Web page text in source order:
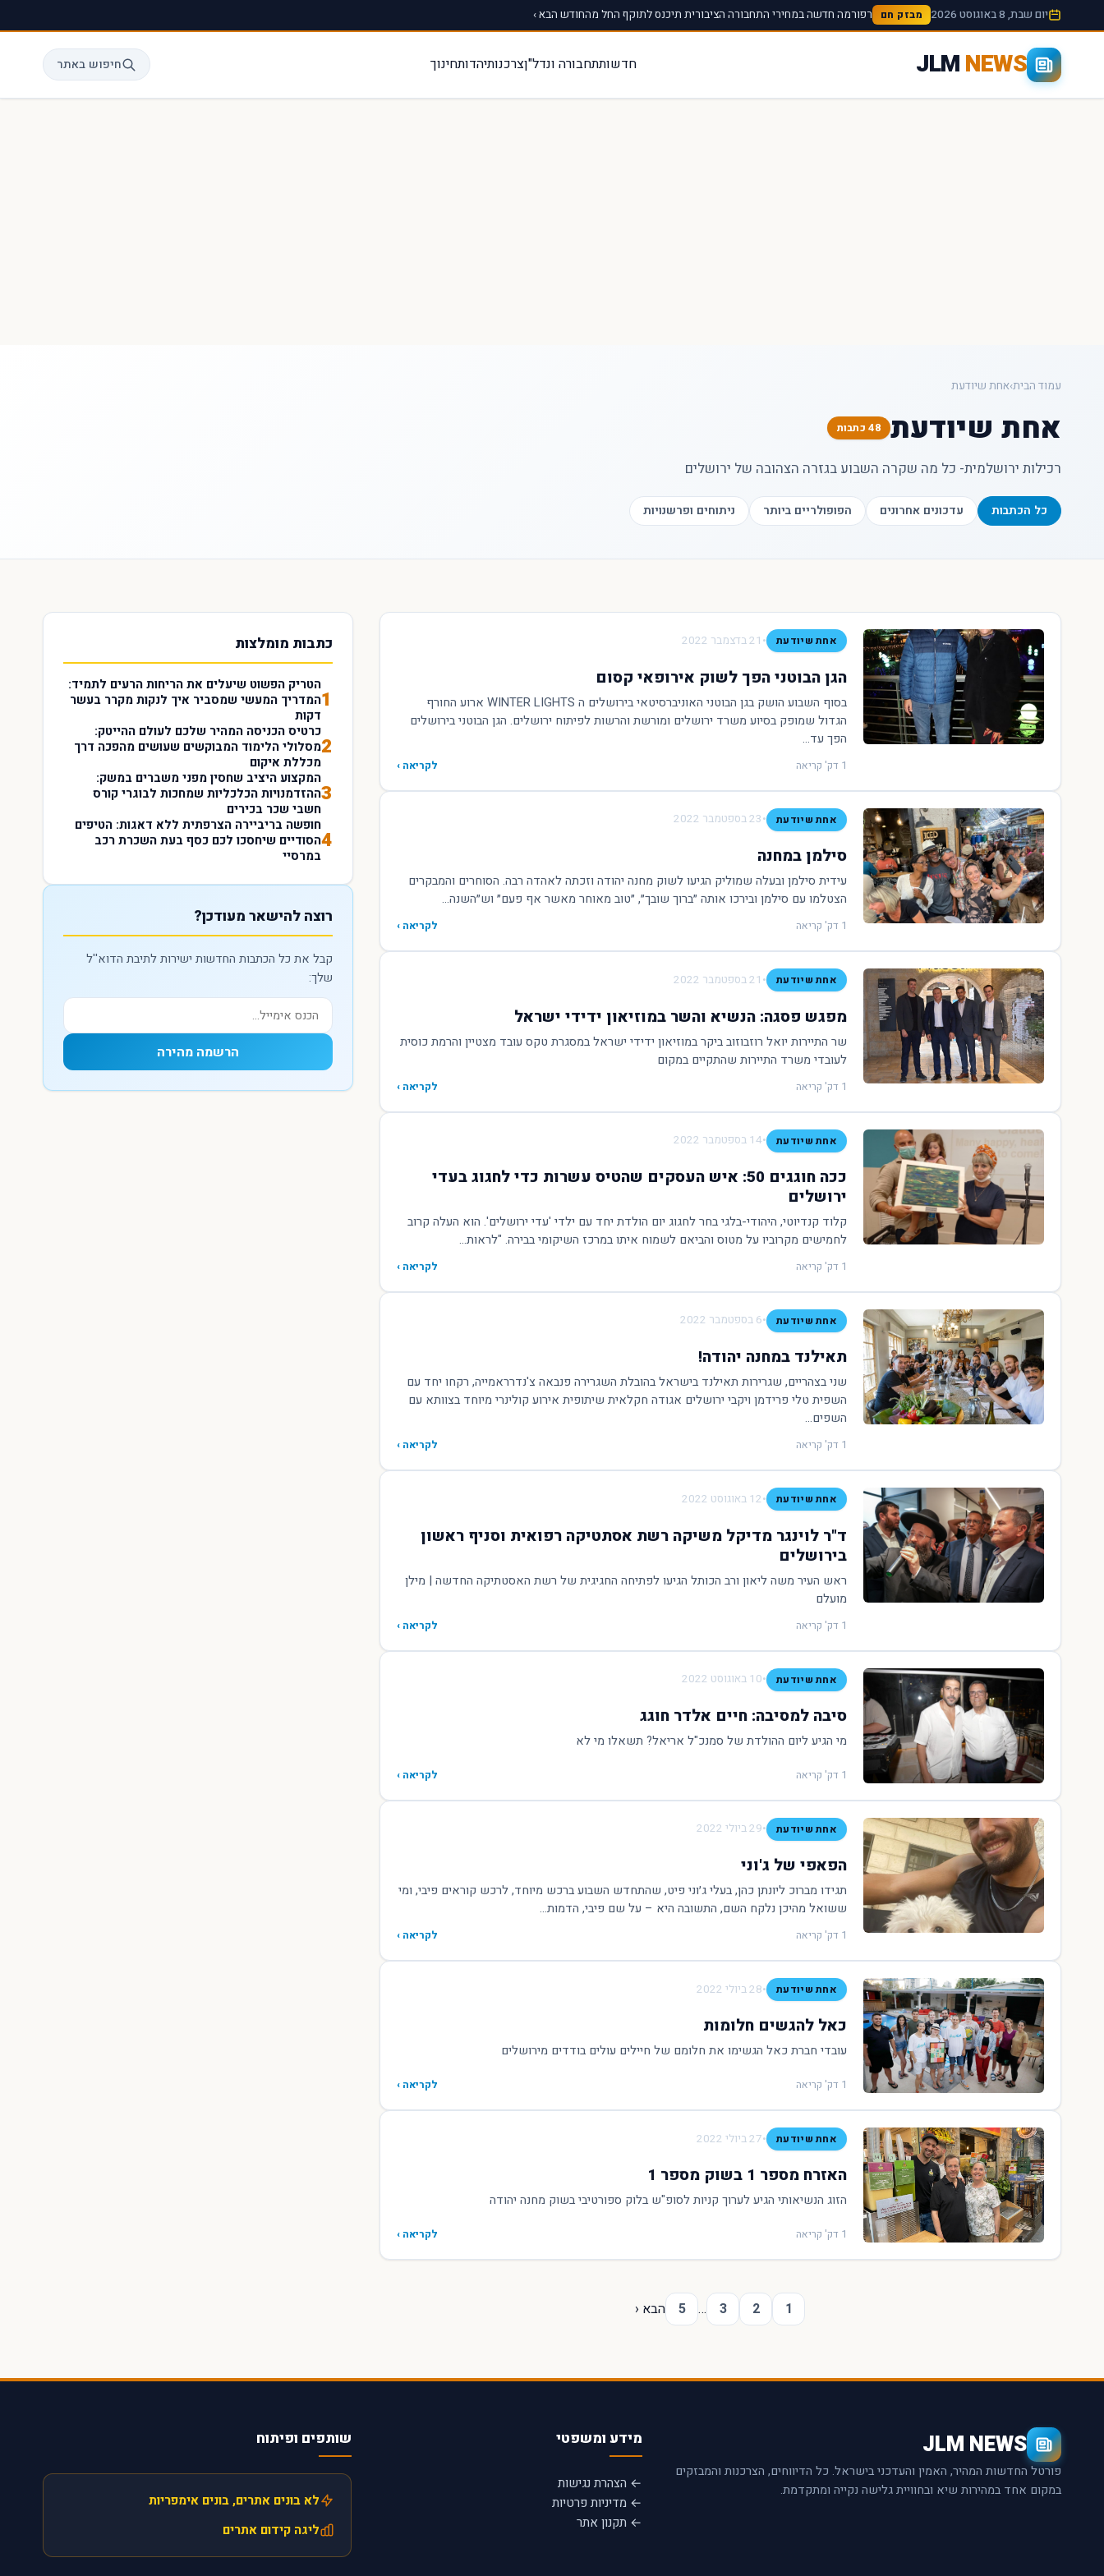
יום שבת, 8 באוגוסט 2026 מבזק חם רפורמה חדשה במחירי התחבורה הציבורית תיכנס לתוקף החל מהחודש הבא ›
JLMNEWS חדשותתחבורה ונדל"ןצרכנותיהדותחינוך חיפוש באתר
עמוד הבית›אחת שיודעת
אחת שיודעת 48 כתבות
רכילות ירושלמית- כל מה שקרה השבוע בגזרה הצהובה של ירושלים
כל הכתבות עדכונים אחרונים הפופולריים ביותר ניתוחים ופרשנויות
אחת שיודעת • 21 בדצמבר 2022
הגן הבוטני הפך לשוק אירופאי קסום
בסוף השבוע הושק בגן הבוטני האוניברסיטאי בירושלים ה WINTER LIGHTS ארוע החורף
הגדול שמופק בסיוע משרד ירושלים ומורשת והרשות לפיתוח ירושלים. הגן הבוטני בירושלים
הפך עד...
1 דק' קריאה לקריאה ›
אחת שיודעת •23 בספטמבר 2022
סילמן במחנה
עידית סילמן ובעלה שמוליק הגיעו לשוק מחנה יהודה וזכתה לאהדה רבה. הסוחרים והמבקרים
הצטלמו עם סילמן ובירכו אותה ״ברוך שובך״, ״טוב מאוחר מאשר אף פעם״ וש״השנה...
1 דק' קריאה לקריאה ›
אחת שיודעת • 21 בספטמבר 2022
מפגש פסגה: הנשיא והשר במוזיאון ידידי ישראל
שר התיירות יואל רוזבוזוב ביקר במוזיאון ידידי ישראל במסגרת טקס עובד מצטיין והרמת כוסית
לעובדי משרד התיירות שהתקיים במקום
1 דק' קריאה לקריאה ›
אחת שיודעת •14 בספטמבר 2022
ככה חוגגים 50: איש העסקים שהטיס עשרות כדי לחגוג בעדי
ירושלים
קלוד קנדיוטי, היהודי-בלגי בחר לחגוג יום הולדת יחד עם ילדי 'עדי ירושלים'. הוא העלה קרוב
לחמישים מקרוביו על מטוס והביאם לשמוח איתו במרכז השיקומי בבירה. "לראות...
1 דק' קריאה לקריאה ›
אחת שיודעת •6 בספטמבר 2022
תאילנד במחנה יהודה!
שני בצהריים, שגרירות תאילנד בישראל בהובלת השגרירה פנבאה צ'נדרראמייה, רקחו יחד עם
השפית טלי פרידמן ויקבי ירושלים אגודה חקלאית שיתופית אירוע קולינרי מיוחד בצוותא עם
השפים...
1 דק' קריאה לקריאה ›
אחת שיודעת •12 באוגוסט 2022
ד"ר לוינגר מדיקל משיקה רשת אסתטיקה רפואית וסניף ראשון
בירושלים
ראש העיר משה ליאון ורב הכותל הגיעו לפתיחה החגיגית של רשת האסטתיקה החדשה | מילן
מועלם
1 דק' קריאה לקריאה ›
אחת שיודעת •10 באוגוסט 2022
סיבה למסיבה: חיים אלדר חוגג
מי הגיע ליום ההולדת של סמנכ"ל אריאל? תשאלו מי לא
1 דק' קריאה לקריאה ›
אחת שיודעת •29 ביולי 2022
הפאפי של ג'וני
תגידו מברוכ ליונתן כהן, בעלי ג׳וני פיט, שהתחדש השבוע ברכש מיוחד, לרכש קוראים פיבי, ומי
ששואל מהיכן נלקח השם, התשובה היא – על שם פיבי, הדמות...
1 דק' קריאה לקריאה ›
אחת שיודעת •28 ביולי 2022
כאל להגשים חלומות
עובדי חברת כאל הגשימו את חלומם של חיילים עולים בודדים מירושלים
1 דק' קריאה לקריאה ›
אחת שיודעת •27 ביולי 2022
האזרח מספר 1 בשוק מספר 1
הזוג הנשיאותי הגיע לערוך קניות לסופ"ש בלוק ספורטיבי בשוק מחנה יהודה
1 דק' קריאה לקריאה ›
1
2
3
…
5 הבא ‹
כתבות מומלצות
1
הטריק הפשוט שיעלים את הריחות הרעים לתמיד:
המדריך המעשי שמסביר איך לנקות מקרר בעשר
דקות
2
כרטיס הכניסה המהיר שלכם לעולם ההייטק:
מסלולי הלימוד המבוקשים שעושים מהפכה דרך
מכללת איקום
3
המקצוע היציב שחסין מפני משברים במשק:
ההזדמנויות הכלכליות שמחכות לבוגרי קורס
חשבי שכר בכירים
4
חופשה בריביירה הצרפתית ללא דאגות: הטיפים
הסודיים שיחסכו לכם כסף בעת השכרת רכב
במרסיי
רוצה להישאר מעודכן?
קבל את כל הכתבות החדשות ישירות לתיבת הדוא''ל
שלך:
הרשמה מהירה
JLM NEWS
פורטל החדשות המהיר, האמין והעדכני בישראל. כל הדיווחים, הצרכנות והמבזקים
במקום אחד במהירות שיא ובחוויית גלישה נקייה ומתקדמת.
מידע ומשפטי
← הצהרת נגישות
← מדיניות פרטיות
← תקנון אתר
שותפים ופיתוח
לא בונים אתרים, בונים אימפריות
ליגה קידום אתרים